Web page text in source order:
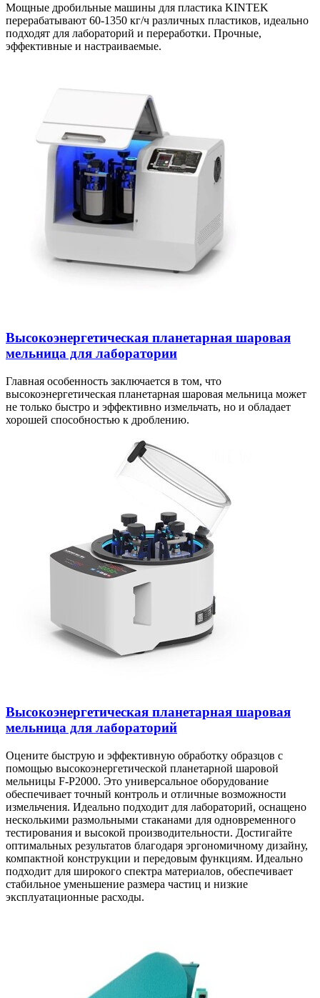
Мощные дробильные машины для пластика KINTEK
перерабатывают 60-1350 кг/ч различных пластиков, идеально
подходят для лабораторий и переработки. Прочные,
эффективные и настраиваемые.
Высокоэнергетическая планетарная шаровая
мельница для лаборатории
Главная особенность заключается в том, что
высокоэнергетическая планетарная шаровая мельница может
не только быстро и эффективно измельчать, но и обладает
хорошей способностью к дроблению.
Высокоэнергетическая планетарная шаровая
мельница для лабораторий
Оцените быструю и эффективную обработку образцов с
помощью высокоэнергетической планетарной шаровой
мельницы F-P2000. Это универсальное оборудование
обеспечивает точный контроль и отличные возможности
измельчения. Идеально подходит для лабораторий, оснащено
несколькими размольными стаканами для одновременного
тестирования и высокой производительности. Достигайте
оптимальных результатов благодаря эргономичному дизайну,
компактной конструкции и передовым функциям. Идеально
подходит для широкого спектра материалов, обеспечивает
стабильное уменьшение размера частиц и низкие
эксплуатационные расходы.